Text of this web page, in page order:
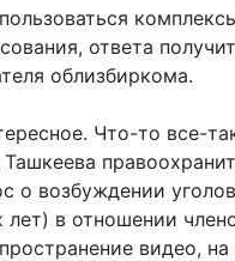
ответа
облизбиркома.
Что-то все-
о возбуждении
в отношении
видео,